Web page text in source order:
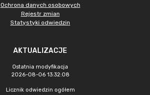
Ochrona danych osobowych
Rejestr zmian
Statystyki odwiedzin
AKTUALIZACJE
Ostatnia modyfikacja
2026-08-06 13:32:08
Licznik odwiedzin ogółem